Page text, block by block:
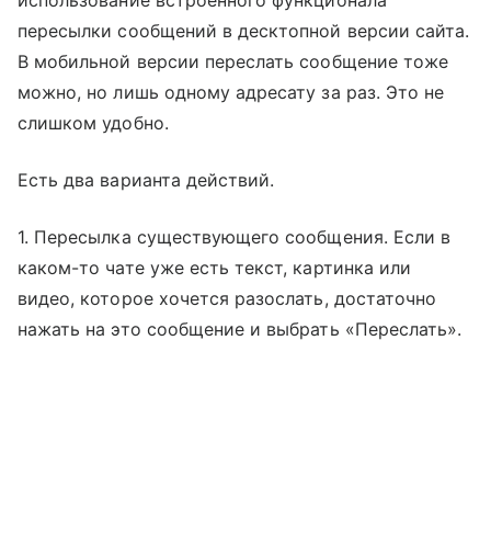
пересылки сообщений в десктопной версии сайта.
В мобильной версии переслать сообщение тоже
можно, но лишь одному адресату за раз. Это не
слишком удобно.
Есть два варианта действий.
1. Пересылка существующего сообщения. Если в
каком-то чате уже есть текст, картинка или
видео, которое хочется разослать, достаточно
нажать на это сообщение и выбрать «Переслать».